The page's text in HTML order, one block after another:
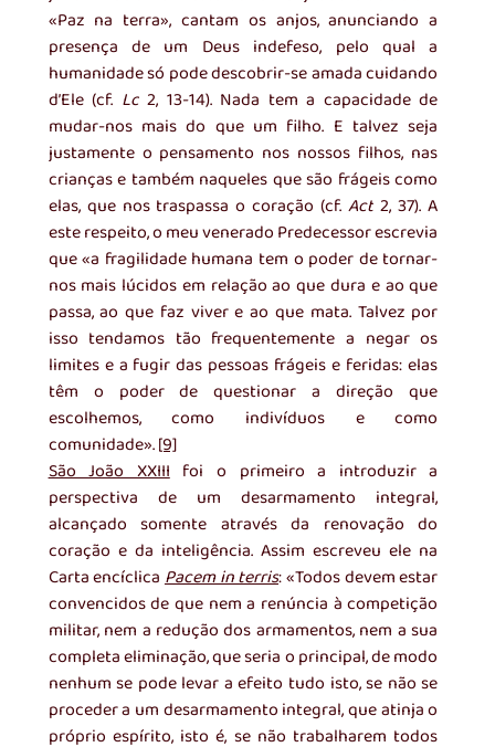
«Paz na terra», cantam os anjos, anunciando a
presença de um Deus indefeso, pelo qual a
humanidade só pode descobrir-se amada cuidando
d’Ele (cf. Lc 2, 13-14). Nada tem a capacidade de
mudar-nos mais do que um filho. E talvez seja
justamente o pensamento nos nossos filhos, nas
crianças e também naqueles que são frágeis como
elas, que nos traspassa o coração (cf. Act 2, 37). A
este respeito, o meu venerado Predecessor escrevia
que «a fragilidade humana tem o poder de tornar-
nos mais lúcidos em relação ao que dura e ao que
passa, ao que faz viver e ao que mata. Talvez por
isso tendamos tão frequentemente a negar os
limites e a fugir das pessoas frágeis e feridas: elas
têm o poder de questionar a direção que
escolhemos, como indivíduos e como
comunidade». [9]
São João XXIII foi o primeiro a introduzir a
perspectiva de um desarmamento integral,
alcançado somente através da renovação do
coração e da inteligência. Assim escreveu ele na
Carta encíclica Pacem in terris: «Todos devem estar
convencidos de que nem a renúncia à competição
militar, nem a redução dos armamentos, nem a sua
completa eliminação, que seria o principal, de modo
nenhum se pode levar a efeito tudo isto, se não se
proceder a um desarmamento integral, que atinja o
próprio espírito, isto é, se não trabalharem todos